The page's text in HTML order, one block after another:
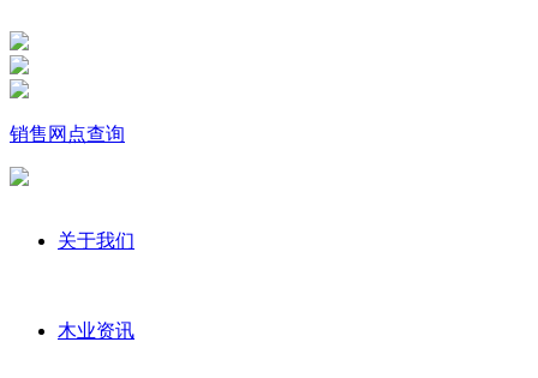
销售网点查询
关于我们
木业资讯